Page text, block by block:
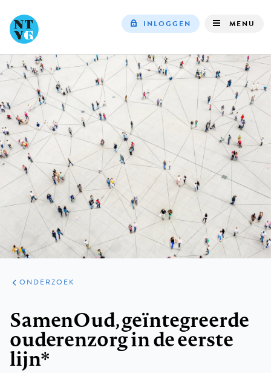
navigation
INLOGGEN MENU
ARTIKELEN
ONDERZOEK
ONDERZOEK
SamenOud, geïntegreerde
ouderenzorg in de eerste
lijn*